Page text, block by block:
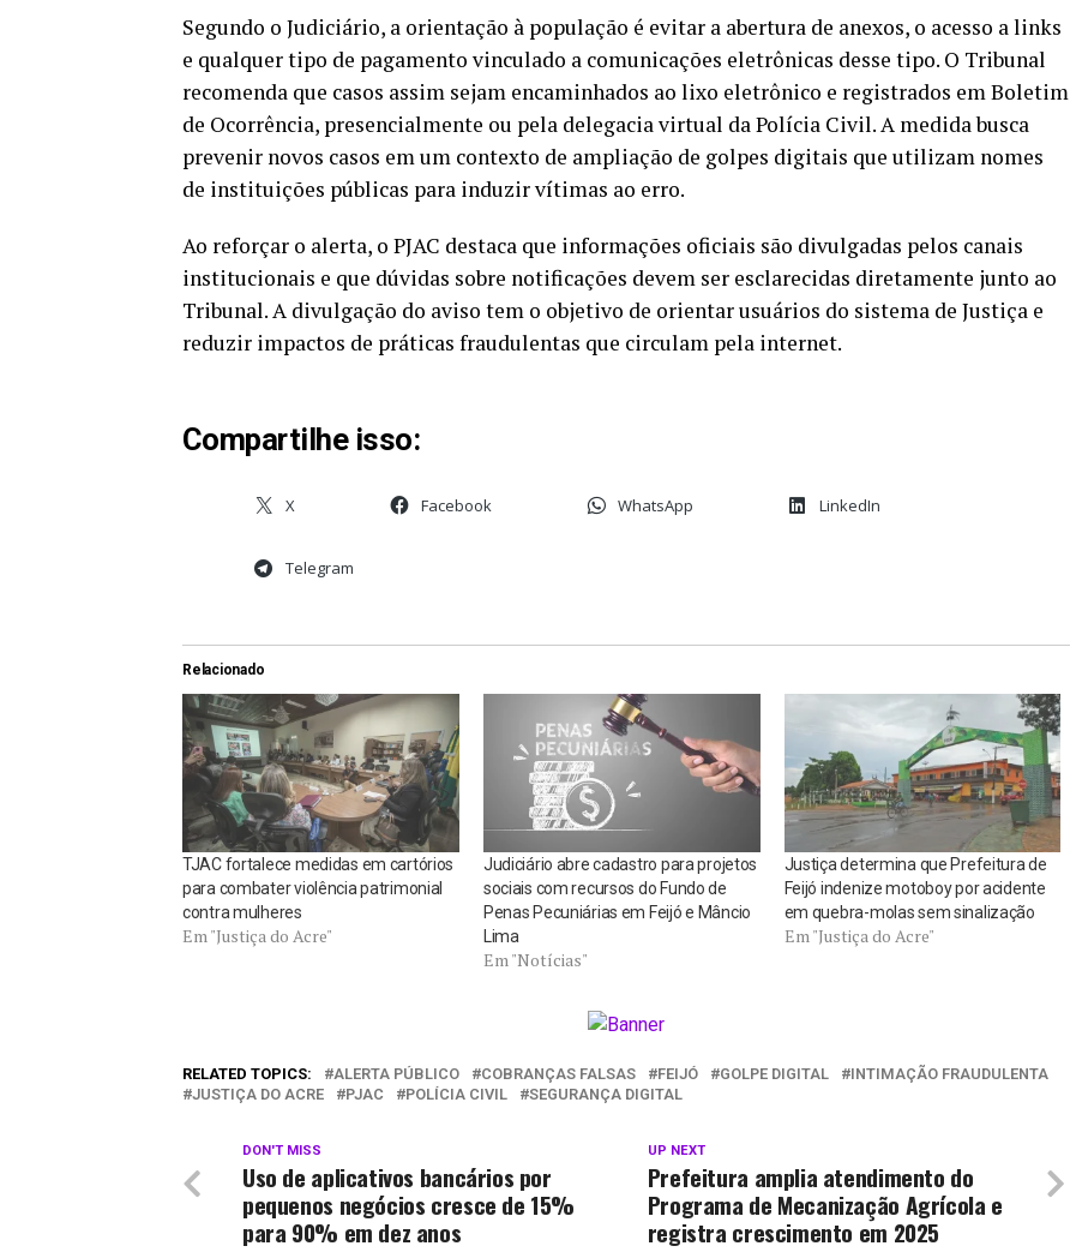
Segundo o Judiciário, a orientação à população é evitar a abertura de anexos, o acesso a links
e qualquer tipo de pagamento vinculado a comunicações eletrônicas desse tipo. O Tribunal
recomenda que casos assim sejam encaminhados ao lixo eletrônico e registrados em Boletim
de Ocorrência, presencialmente ou pela delegacia virtual da Polícia Civil. A medida busca
prevenir novos casos em um contexto de ampliação de golpes digitais que utilizam nomes
de instituições públicas para induzir vítimas ao erro.
Ao reforçar o alerta, o PJAC destaca que informações oficiais são divulgadas pelos canais
institucionais e que dúvidas sobre notificações devem ser esclarecidas diretamente junto ao
Tribunal. A divulgação do aviso tem o objetivo de orientar usuários do sistema de Justiça e
reduzir impactos de práticas fraudulentas que circulam pela internet.
Compartilhe isso:
X Facebook WhatsApp LinkedIn
Telegram
Relacionado
TJAC fortalece medidas em cartórios
para combater violência patrimonial
contra mulheres
Em "Justiça do Acre"
Judiciário abre cadastro para projetos
sociais com recursos do Fundo de
Penas Pecuniárias em Feijó e Mâncio
Lima
Em "Notícias"
Justiça determina que Prefeitura de
Feijó indenize motoboy por acidente
em quebra-molas sem sinalização
Em "Justiça do Acre"
RELATED TOPICS: ALERTA PÚBLICO COBRANÇAS FALSAS FEIJÓ GOLPE DIGITAL
INTIMAÇÃO FRAUDULENTA
JUSTIÇA DO ACRE
PJAC POLÍCIA CIVIL SEGURANÇA DIGITAL
UP NEXT
Prefeitura amplia atendimento do
Programa de Mecanização Agrícola e
registra crescimento em 2025
DON'T MISS
Uso de aplicativos bancários por
pequenos negócios cresce de 15%
para 90% em dez anos